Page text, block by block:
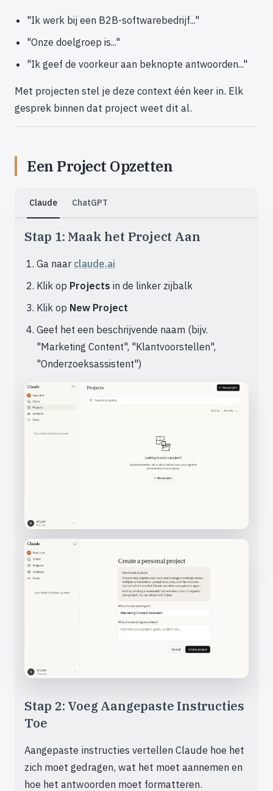
"Ik werk bij een B2B-softwarebedrijf..."
"Onze doelgroep is..."
"Ik geef de voorkeur aan beknopte antwoorden..."
Met projecten stel je deze context één keer in. Elk
gesprek binnen dat project weet dit al.
Een Project Opzetten
Claude ChatGPT
Stap 1: Maak het Project Aan
Ga naar claude.ai
Klik op Projects in de linker zijbalk
Klik op New Project
Geef het een beschrijvende naam (bijv.
"Marketing Content", "Klantvoorstellen",
"Onderzoeksassistent")
Stap 2: Voeg Aangepaste Instructies
Toe
Aangepaste instructies vertellen Claude hoe het
zich moet gedragen, wat het moet aannemen en
hoe het antwoorden moet formatteren.